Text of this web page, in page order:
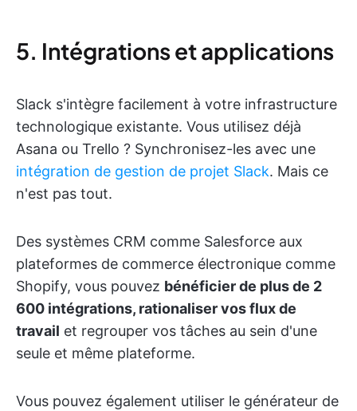
5. Intégrations et applications
Slack s'intègre facilement à votre infrastructure
technologique existante. Vous utilisez déjà
Asana ou Trello ? Synchronisez-les avec une
intégration de gestion de projet Slack. Mais ce
n'est pas tout.
Des systèmes CRM comme Salesforce aux
plateformes de commerce électronique comme
Shopify, vous pouvez bénéficier de plus de 2
600 intégrations, rationaliser vos flux de
travail et regrouper vos tâches au sein d'une
seule et même plateforme.
Vous pouvez également utiliser le générateur de